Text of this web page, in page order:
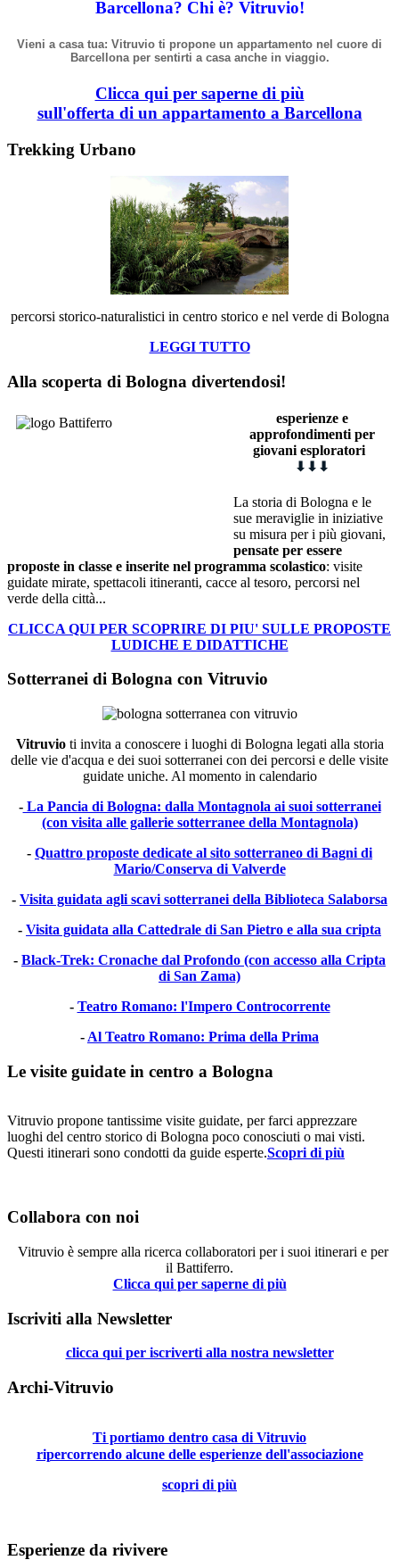
Barcellona? Chi è? Vitruvio!
Vieni a casa tua: Vitruvio ti propone un appartamento nel cuore di
Barcellona per sentirti a casa anche in viaggio.
Clicca qui per saperne di più
sull'offerta di un appartamento a Barcellona
Trekking Urbano
percorsi storico-naturalistici in centro storico e nel verde di Bologna
LEGGI TUTTO
Alla scoperta di Bologna divertendosi!
esperienze e
approfondimenti per
giovani esploratori
⬇ ⬇ ⬇
La storia di Bologna e le
sue meraviglie in iniziative
su misura per i più giovani,
pensate per essere
proposte in classe e inserite nel programma scolastico: visite
guidate mirate, spettacoli itineranti, cacce al tesoro, percorsi nel
verde della città...
CLICCA QUI PER SCOPRIRE DI PIU' SULLE PROPOSTE
LUDICHE E DIDATTICHE
Sotterranei di Bologna con Vitruvio
Vitruvioti invita a conoscere i luoghi di Bologna legati alla storia
delle vie d'acqua e dei suoi sotterranei con dei percorsi e delle visite
guidate uniche. Al momento in calendario
-La Pancia di Bologna: dalla Montagnola ai suoi sotterranei
(con visita alle gallerie sotterranee della Montagnola)
- Quattro proposte dedicate al sito sotterraneo di Bagni di
Mario/Conserva di Valverde
- Visita guidata agli scavi sotterranei della Biblioteca Salaborsa
- Visita guidata alla Cattedrale di San Pietro e alla sua cripta
- Black-Trek: Cronache dal Profondo (con accesso alla Cripta
di San Zama)
- Teatro Romano: l'Impero Controcorrente
- Al Teatro Romano: Prima della Prima
Le visite guidate in centro a Bologna
Vitruvio propone tantissime visite guidate, per farci apprezzare
luoghi del centro storico di Bologna poco conosciuti o mai visti.
Questi itinerari sono condotti da guide esperte.Scopri di più
Collabora con noi
Vitruvio è sempre alla ricerca collaboratori per i suoi itinerari e per
il Battiferro.
Clicca qui per saperne di più
Iscriviti alla Newsletter
clicca qui per iscriverti alla nostra newsletter
Archi-Vitruvio
Ti portiamo dentro casa di Vitruvio
ripercorrendo alcune delle esperienze dell'associazione
scopri di più
Esperienze da rivivere